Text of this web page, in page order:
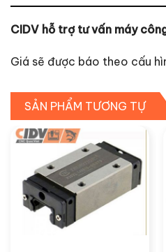
CIDV hỗ trợ tư vấn máy
Giá sẽ được báo theo cấu
SẢN PHẨM TƯƠNG TỰ